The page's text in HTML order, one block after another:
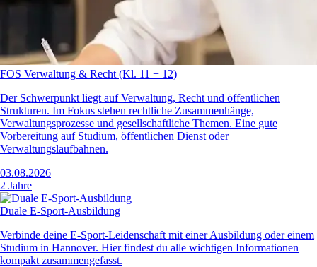
FOS Verwaltung & Recht (Kl. 11 + 12)
Der Schwerpunkt liegt auf Verwaltung, Recht und öffentlichen
Strukturen. Im Fokus stehen rechtliche Zusammenhänge,
Verwaltungsprozesse und gesellschaftliche Themen. Eine gute
Vorbereitung auf Studium, öffentlichen Dienst oder
Verwaltungslaufbahnen.
03.08.2026
2 Jahre
Duale E-Sport-Ausbildung
Verbinde deine E-Sport-Leidenschaft mit einer Ausbildung oder einem
Studium in Hannover. Hier findest du alle wichtigen Informationen
kompakt zusammengefasst.